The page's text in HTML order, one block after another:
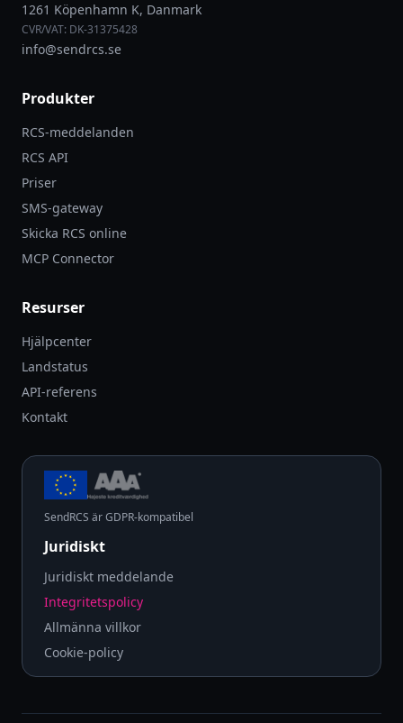
1261 Köpenhamn K, Danmark
CVR/VAT: DK-31375428
info@sendrcs.se
Produkter
RCS-meddelanden
RCS API
Priser
SMS-gateway
Skicka RCS online
MCP Connector
Resurser
Hjälpcenter
Landstatus
API-referens
Kontakt
SendRCS är GDPR-kompatibel
Juridiskt
Juridiskt meddelande
Integritetspolicy
Allmänna villkor
Cookie-policy